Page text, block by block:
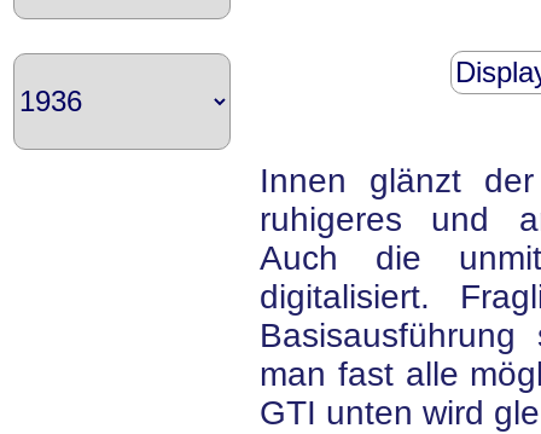
Innen glänzt
ruhigeres und
Auch die
digitalisiert.
man fast alle
GTI unten wird